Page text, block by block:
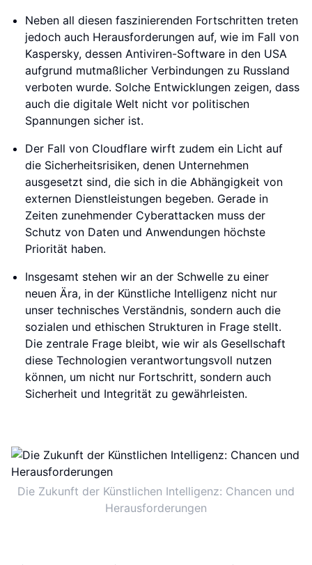
Neben all diesen faszinierenden Fortschritten treten
jedoch auch Herausforderungen auf, wie im Fall von
Kaspersky, dessen Antiviren-Software in den USA
aufgrund mutmaßlicher Verbindungen zu Russland
verboten wurde. Solche Entwicklungen zeigen, dass
auch die digitale Welt nicht vor politischen
Spannungen sicher ist.
Der Fall von Cloudflare wirft zudem ein Licht auf
die Sicherheitsrisiken, denen Unternehmen
ausgesetzt sind, die sich in die Abhängigkeit von
externen Dienstleistungen begeben. Gerade in
Zeiten zunehmender Cyberattacken muss der
Schutz von Daten und Anwendungen höchste
Priorität haben.
Insgesamt stehen wir an der Schwelle zu einer
neuen Ära, in der Künstliche Intelligenz nicht nur
unser technisches Verständnis, sondern auch die
sozialen und ethischen Strukturen in Frage stellt.
Die zentrale Frage bleibt, wie wir als Gesellschaft
diese Technologien verantwortungsvoll nutzen
können, um nicht nur Fortschritt, sondern auch
Sicherheit und Integrität zu gewährleisten.
Die Zukunft der Künstlichen Intelligenz: Chancen und
Herausforderungen